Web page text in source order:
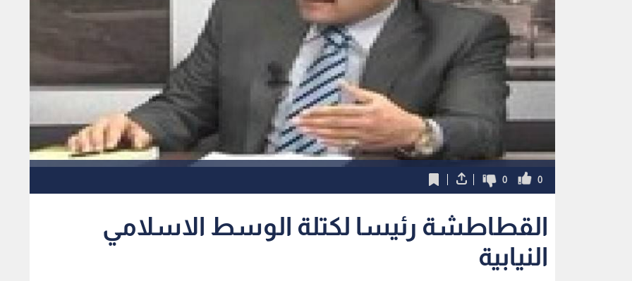
0
0
القطاطشة رئيسا لكتلة الوسط الاسلامي
النيابية